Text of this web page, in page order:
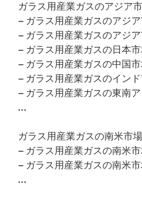
ガラス用産業ガスのアジア
– ガラス用産業ガスのアジ
– ガラス用産業ガスのアジ
– ガラス用産業ガスの日本
– ガラス用産業ガスの中国
– ガラス用産業ガスのイン
– ガラス用産業ガスの東南
…
ガラス用産業ガスの南米市
– ガラス用産業ガスの南米
– ガラス用産業ガスの南米
…